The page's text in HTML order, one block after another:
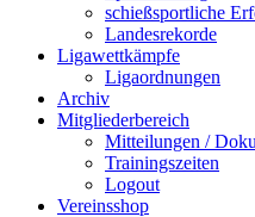
schießsportliche
Landesrekorde
Ligawettkämpfe
Ligaordnungen
Archiv
Mitgliederbereich
Mitteilungen /
Trainingszeiten
Logout
Vereinsshop